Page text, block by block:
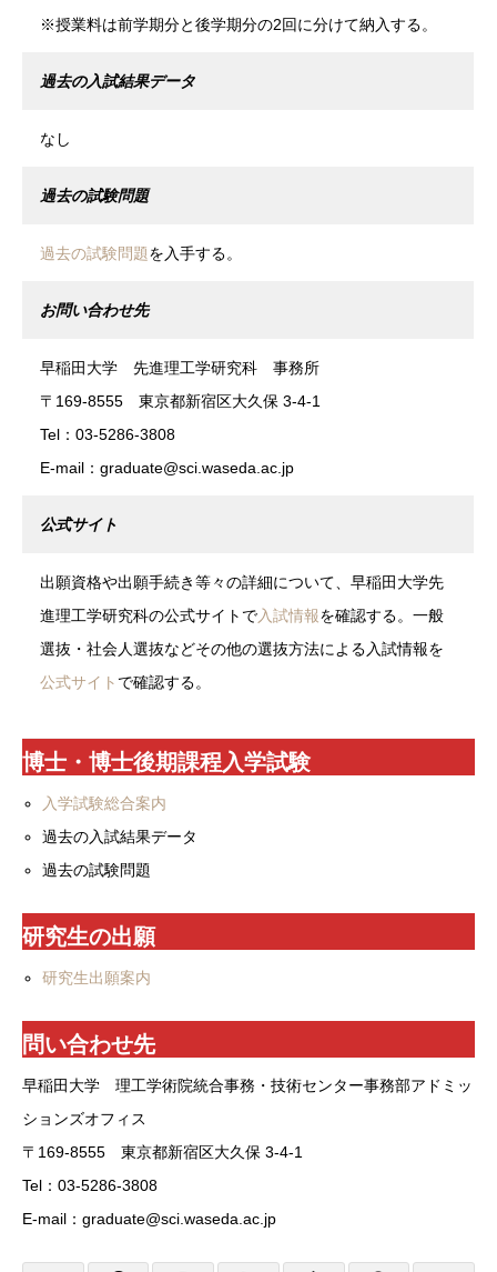
※授業料は前学期分と後学期分の2回に分けて納入する。
過去の入試結果データ
なし
過去の試験問題
過去の試験問題を入手する。
お問い合わせ先
早稲田大学 先進理工学研究科 事務所
〒169-8555 東京都新宿区大久保 3-4-1
Tel：03-5286-3808
E-mail：graduate@sci.waseda.ac.jp
公式サイト
出願資格や出願手続き等々の詳細について、早稲田大学先
進理工学研究科の公式サイトで入試情報を確認する。一般
選抜・社会人選抜などその他の選抜方法による入試情報を
公式サイト で確認する。
博士・博士後期課程入学試験
入学試験総合案内
過去の入試結果データ
過去の試験問題
研究生の出願
研究生出願案内
問い合わせ先
早稲田大学 理工学術院統合事務・技術センター事務部アドミッ
ションズオフィス
〒169-8555 東京都新宿区大久保 3-4-1
Tel：03-5286-3808
E-mail：graduate@sci.waseda.ac.jp